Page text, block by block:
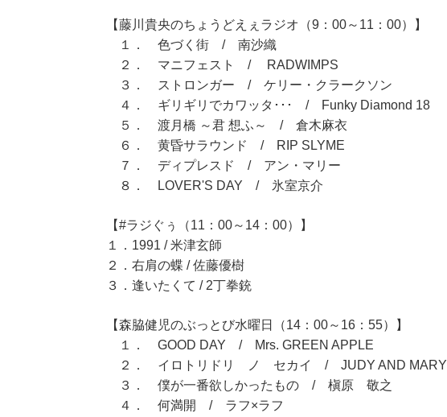
【藤川貴央のちょうどえぇラジオ（9：00～11：00）】
１． 色づく街 / 南沙織
２． マニフェスト / RADWIMPS
３． ストロンガー / ケリー・クラークソン
４． ギリギリでカワッタ･･･ / Funky Diamond 18
５． 渡月橋 ～君 想ふ～ / 倉木麻衣
６． 黄昏サラウンド / RIP SLYME
７． ディプレスド / アン・マリー
８． LOVER'S DAY / 氷室京介
【#ラジぐぅ（11：00～14：00）】
１．1991 / 米津玄師
２．右肩の蝶 / 佐藤優樹
３．逢いたくて / 2丁拳銃
【森脇健児のぶっとび水曜日（14：00～16：55）】
１． GOOD DAY / Mrs. GREEN APPLE
２． イロトリドリ ノ セカイ / JUDY AND MARY
３． 僕が一番欲しかったもの / 槇原 敬之
４． 何満開 / ラフ×ラフ